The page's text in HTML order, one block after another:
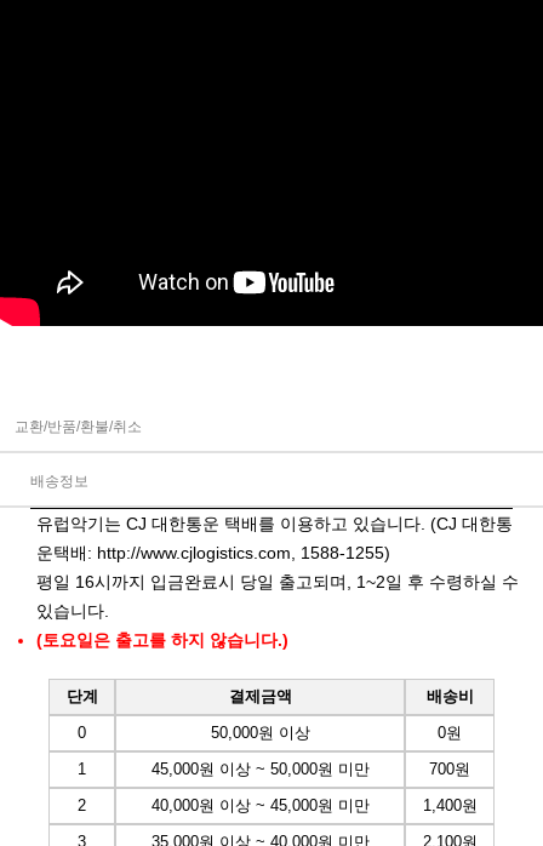
교환/반품/환불/취소
배송정보
유럽악기는 CJ 대한통운 택배를 이용하고 있습니다. (CJ 대한통
운택배: http://www.cjlogistics.com , 1588-1255)
평일 16시까지 입금완료시 당일 출고되며, 1~2일 후 수령하실 수
있습니다.
(토요일은 출고를 하지 않습니다.)
단계 결제금액
배송비
0
50,000원 이상
0원
1
45,000원 이상 ~ 50,000원 미만
700원
2
40,000원 이상 ~ 45,000원 미만
1,400원
3
35,000원 이상 ~ 40,000원 미만
2,100원